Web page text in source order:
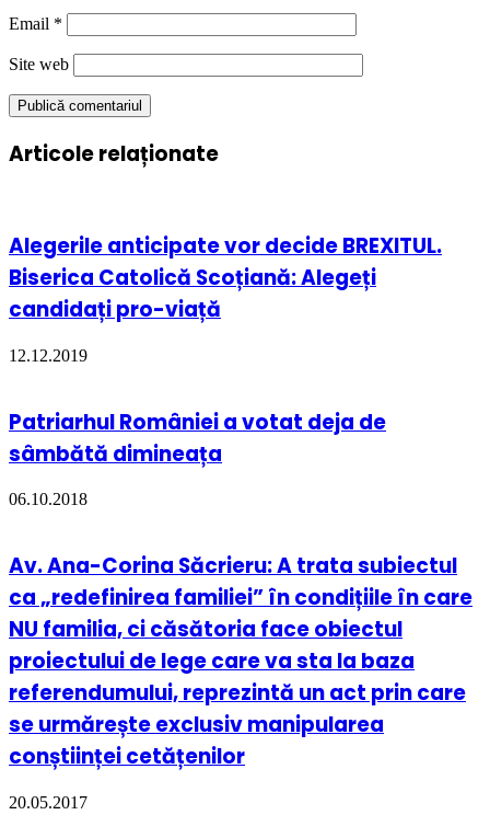
Email *
Site web
Articole relaționate
Alegerile anticipate vor decide BREXITUL.
Biserica Catolică Scoțiană: Alegeți
candidați pro-viață
12.12.2019
Patriarhul României a votat deja de
sâmbătă dimineața
06.10.2018
Av. Ana-Corina Săcrieru: A trata subiectul
ca „redefinirea familiei” în condițiile în care
NU familia, ci căsătoria face obiectul
proiectului de lege care va sta la baza
referendumului, reprezintă un act prin care
se urmărește exclusiv manipularea
conștiinței cetățenilor
20.05.2017